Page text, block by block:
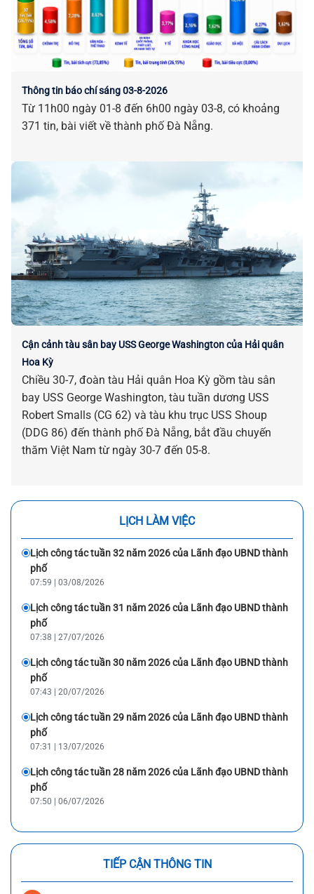
Thông tin báo chí sáng 03-8-2026
Từ 11h00 ngày 01-8 đến 6h00 ngày 03-8, có khoảng
371 tin, bài viết về thành phố Đà Nẵng.
Cận cảnh tàu sân bay USS George Washington của Hải quân
Hoa Kỳ
Chiều 30-7, đoàn tàu Hải quân Hoa Kỳ gồm tàu sân
bay USS George Washington, tàu tuần dương USS
Robert Smalls (CG 62) và tàu khu trục USS Shoup
(DDG 86) đến thành phố Đà Nẵng, bắt đầu chuyến
thăm Việt Nam từ ngày 30-7 đến 05-8.
LỊCH LÀM VIỆC
Lịch công tác tuần 32 năm 2026 của Lãnh đạo UBND thành
phố
07:59 | 03/08/2026
Lịch công tác tuần 31 năm 2026 của Lãnh đạo UBND thành
phố
07:38 | 27/07/2026
Lịch công tác tuần 30 năm 2026 của Lãnh đạo UBND thành
phố
07:43 | 20/07/2026
Lịch công tác tuần 29 năm 2026 của Lãnh đạo UBND thành
phố
07:31 | 13/07/2026
Lịch công tác tuần 28 năm 2026 của Lãnh đạo UBND thành
phố
07:50 | 06/07/2026
TIẾP CẬN THÔNG TIN